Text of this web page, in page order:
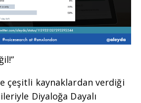
çeşitli kaynaklardan verdiği
Diyaloğa Dayalı